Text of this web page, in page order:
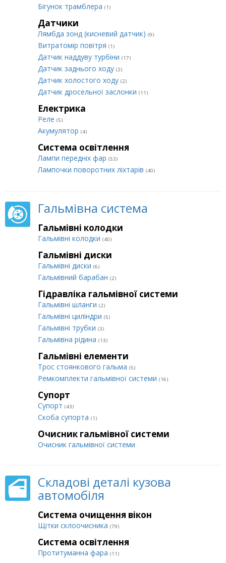
Бігунок трамблера (1)
Датчики
Лямбда зонд (кисневий датчик) (9)
Витратомір повітря (1)
Датчик наддуву турбіни (17)
Датчик заднього ходу (2)
Датчик холостого ходу (2)
Датчик дросельної заслонки (11)
Електрика
Реле (5)
Акумулятор (4)
Система освітлення
Лампи передніх фар (53)
Лампочки поворотних ліхтарів (40)
Гальмівна система
Гальмівні колодки
Гальмівні колодки (40)
Гальмівні диски
Гальмівні диски (6)
Гальмівний барабан (2)
Гідравліка гальмівної системи
Гальмівні шланги (2)
Гальмівні циліндри (5)
Гальмівні трубки (3)
Гальмівна рідина (13)
Гальмівні елементи
Трос стоянкового гальма (5)
Ремкомплекти гальмівної системи (16)
Супорт
Супорт (43)
Cкоба супорта (1)
Очисник гальмівної системи
Очисник гальмівної системи
Складові деталі кузова
автомобіля
Система очищення вікон
Щітки склоочисника (79)
Система освітлення
Протитуманна фара (11)